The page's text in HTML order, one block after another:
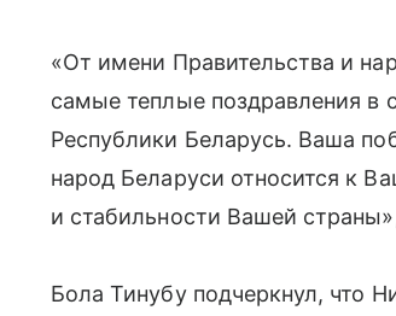
«От имени Правительства и
самые теплые поздравления в
Республики Беларусь. Ваша
народ Беларуси относится к
и стабильности Вашей
Бола Тинубу подчеркнул, что